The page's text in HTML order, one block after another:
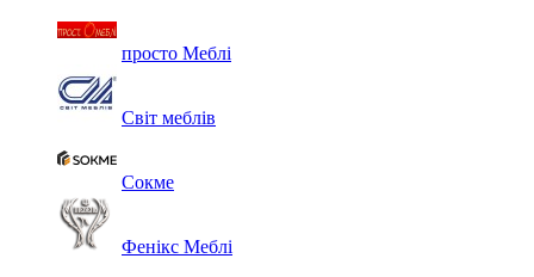
просто Меблі
Світ меблів
Сокме
Фенікс Меблі